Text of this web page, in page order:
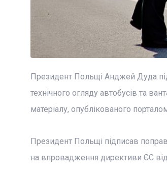
Президент Польщі Анджей Дуда
технічного огляду автобусів та
матеріалу, опублікованого
Президент Польщі підписав
на впровадження директиви ЄС